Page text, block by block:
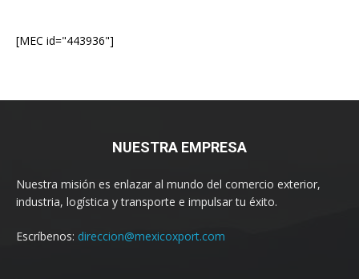
[MEC id="443936"]
NUESTRA EMPRESA
Nuestra misión es enlazar al mundo del comercio exterior,
industria, logística y transporte e impulsar tu éxito.
Escríbenos: direccion@mexicoxport.com